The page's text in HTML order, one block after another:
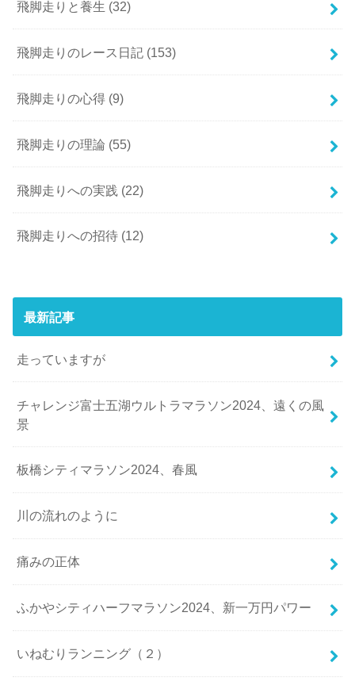
飛脚走りと養生 (32)
飛脚走りのレース日記 (153)
飛脚走りの心得 (9)
飛脚走りの理論 (55)
飛脚走りへの実践 (22)
飛脚走りへの招待 (12)
最新記事
走っていますが
チャレンジ富士五湖ウルトラマラソン2024、遠くの風
景
板橋シティマラソン2024、春風
川の流れのように
痛みの正体
ふかやシティハーフマラソン2024、新一万円パワー
いねむりランニング（２）